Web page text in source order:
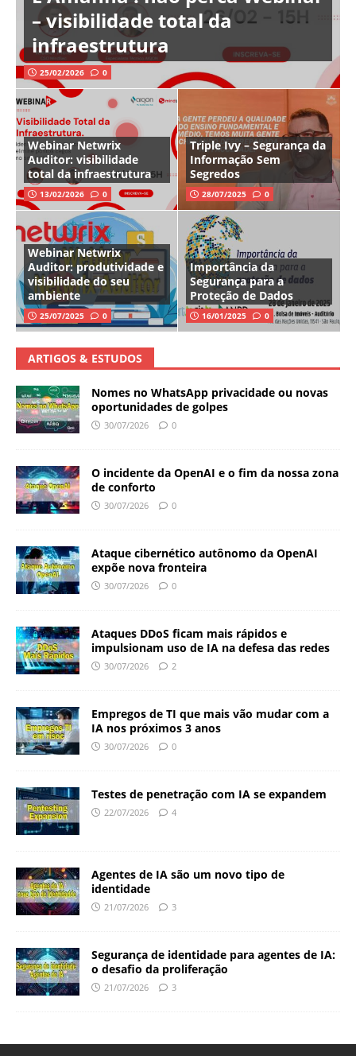
– visibilidade total da
infraestrutura
25/02/2026 0
Webinar Netwrix
Auditor: visibilidade
total da infraestrutura
13/02/2026 0
Triple Ivy – Segurança da
Informação Sem
Segredos
28/07/2025 0
Webinar Netwrix
Auditor: produtividade e
visibilidade do seu
ambiente
25/07/2025 0
Importância da
Segurança para a
Proteção de Dados
16/01/2025 0
ARTIGOS & ESTUDOS
Nomes no WhatsApp privacidade ou novas
oportunidades de golpes
30/07/2026 0
O incidente da OpenAI e o fim da nossa zona
de conforto
30/07/2026 0
Ataque cibernético autônomo da OpenAI
expõe nova fronteira
30/07/2026 0
Ataques DDoS ficam mais rápidos e
impulsionam uso de IA na defesa das redes
30/07/2026 2
Empregos de TI que mais vão mudar com a
IA nos próximos 3 anos
30/07/2026 0
Testes de penetração com IA se expandem
22/07/2026 4
Agentes de IA são um novo tipo de
identidade
21/07/2026 3
Segurança de identidade para agentes de IA:
o desafio da proliferação
21/07/2026 3